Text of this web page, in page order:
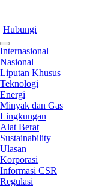
Hubungi
Internasional
Nasional
Liputan Khusus
Teknologi
Energi
Minyak dan Gas
Lingkungan
Alat Berat
Sustainability
Ulasan
Korporasi
Informasi CSR
Regulasi